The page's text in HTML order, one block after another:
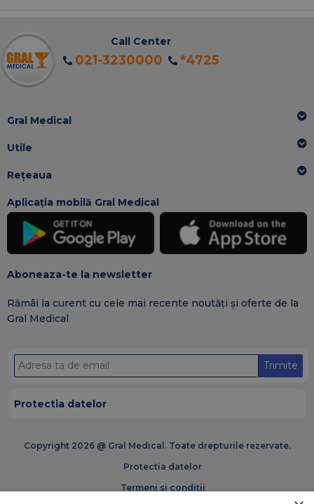
Call Center
021-3230000 *4725
Gral Medical
Utile
Rețeaua
Aplicația mobilă Gral Medical
Aboneaza-te la newsletter
Rămâi la curent cu cele mai recente noutăți și oferte de la
Gral Medical
Trimite
Protectia datelor
Copyright 2026 @ Gral Medical. Toate drepturile rezervate.
Protectia datelor
Termeni si conditii